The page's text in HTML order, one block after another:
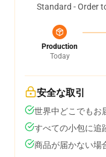
Standard - Order
Production
Today
安全な取引
世界中どこでもお
すべての小包に追
商品が届かない場